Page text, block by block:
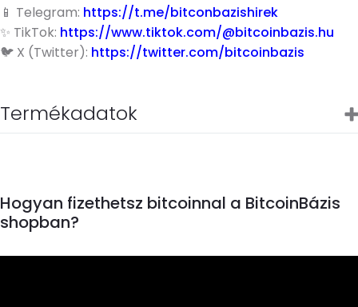
📱 Telegram: https://t.me/bitconbazishirek
✨ TikTok: https://www.tiktok.com/@bitcoinbazis.hu
🐦 X (Twitter): https://twitter.com/bitcoinbazis
Termékadatok
Hogyan fizethetsz bitcoinnal a BitcoinBázis
shopban?